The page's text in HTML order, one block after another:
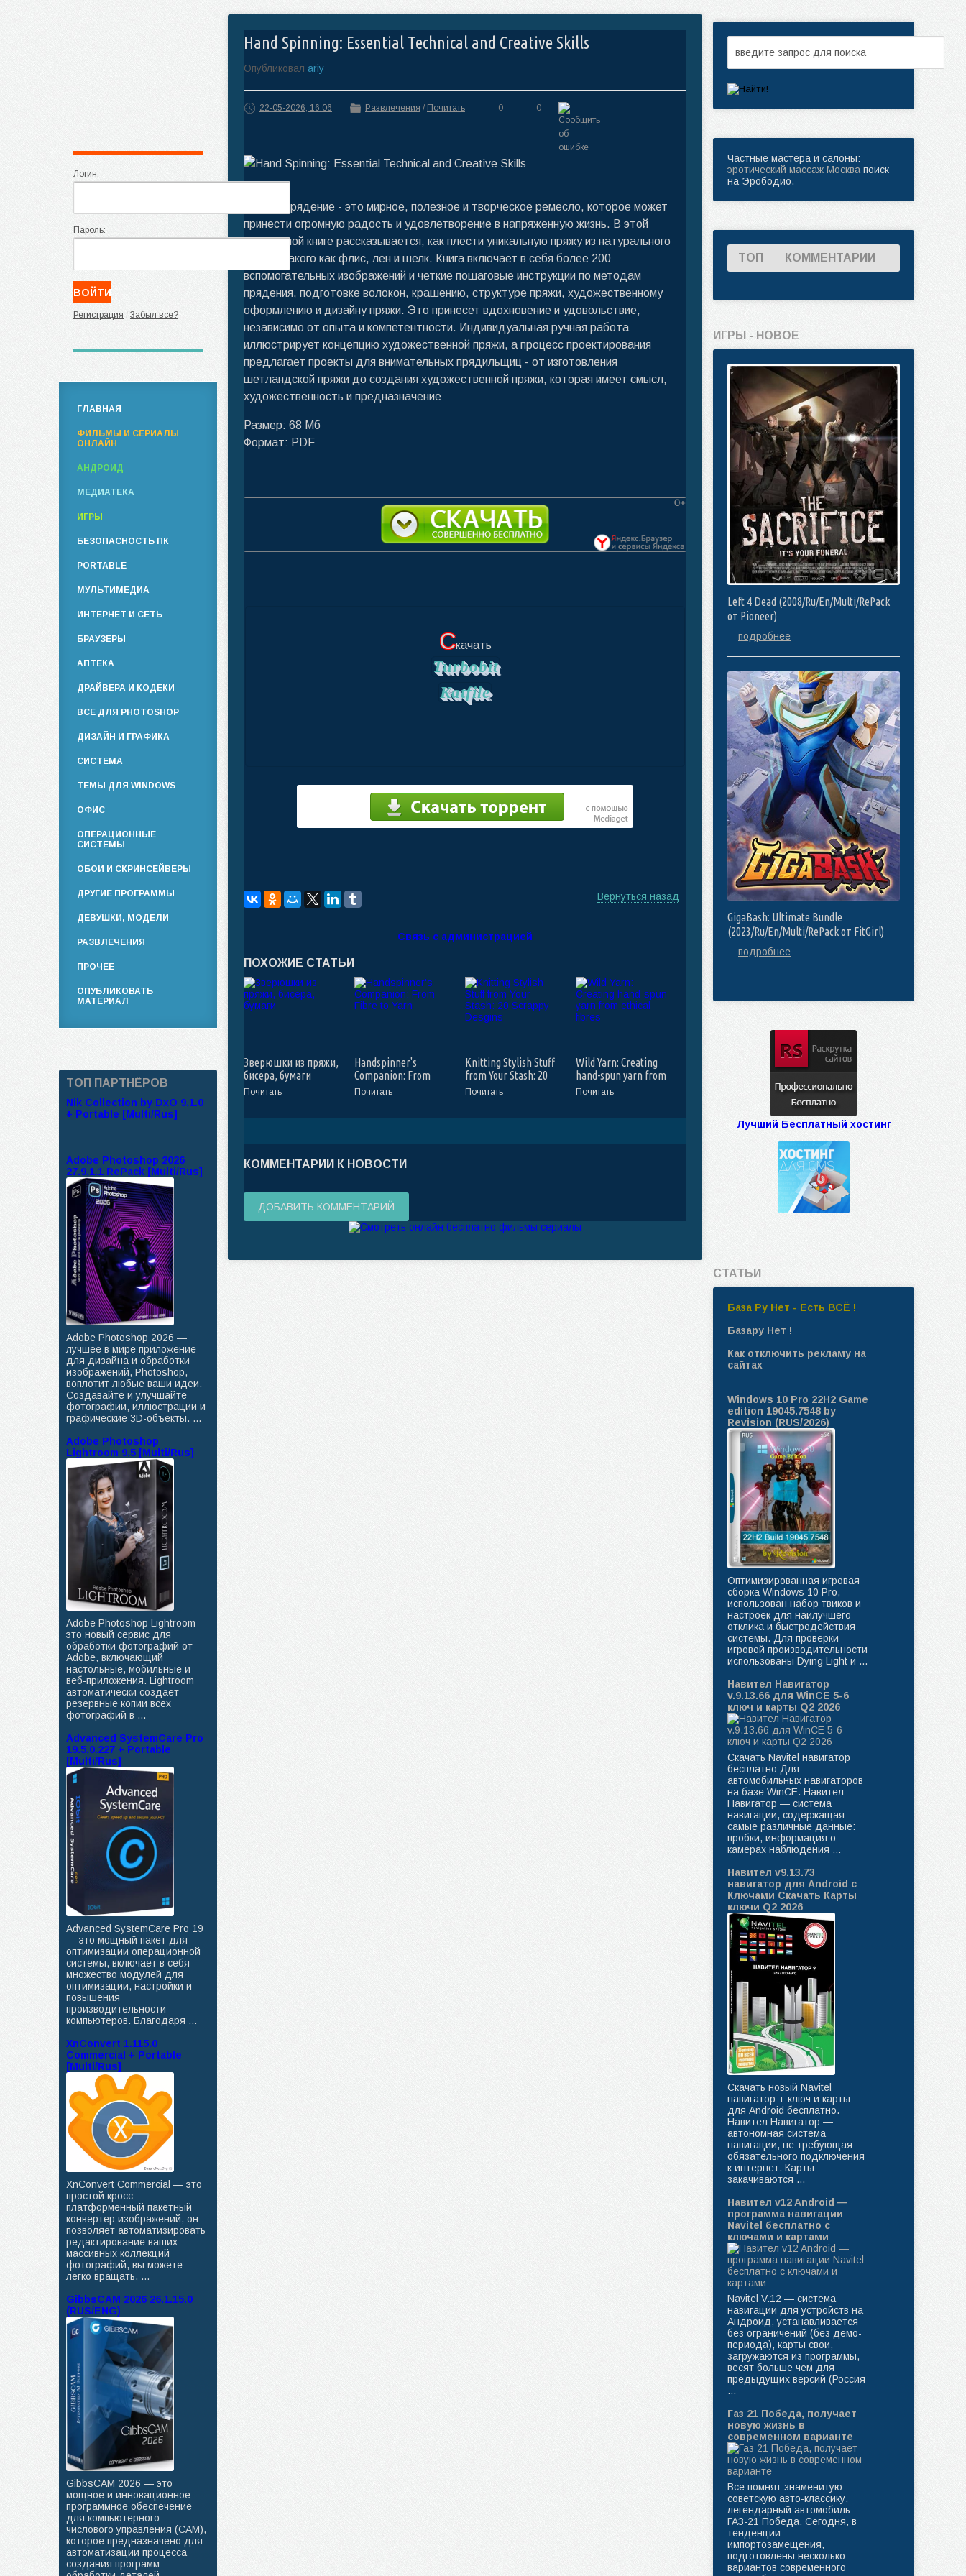
Hand Spinning: Essential Technical and Creative Skills
Опубликовал ariy
22-05-2026, 16:06 Развлечения / Почитать 0 0
Ручное прядение - это мирное, полезное и творческое ремесло, которое может
принести огромную радость и удовлетворение в напряженную жизнь. В этой
прекрасной книге рассказывается, как плести уникальную пряжу из натурального
сырья, такого как флис, лен и шелк. Книга включает в себя более 200
вспомогательных изображений и четкие пошаговые инструкции по методам
прядения, подготовке волокон, крашению, структуре пряжи, художественному
оформлению и дизайну пряжи. Это принесет вдохновение и удовольствие,
независимо от опыта и компетентности. Индивидуальная ручная работа
иллюстрирует концепцию художественной пряжи, а процесс проектирования
предлагает проекты для внимательных прядильщиц - от изготовления
шетландской пряжи до создания художественной пряжи, которая имеет смысл,
художественность и предназначение
Размер: 68 Мб
Формат: PDF
Скачать
Turbobit
Katfile
Вернуться назад
Связь с администрацией
ПОХОЖИЕ СТАТЬИ
Зверюшки из пряжи,
бисера, бумаги
Почитать
Handspinner's
Companion: From
Fibre to Yarn
Почитать
Knitting Stylish Stuff
from Your Stash: 20
Scrappy Desgins
Почитать
Wild Yarn: Creating
hand-spun yarn from
ethical fibres
Почитать
КОММЕНТАРИИ К НОВОСТИ
ДОБАВИТЬ КОММЕНТАРИЙ
Логин:
Пароль:
Регистрация / Забыл все?
ГЛАВНАЯ
ФИЛЬМЫ И СЕРИАЛЫ
ОНЛАЙН
АНДРОИД
МЕДИАТЕКА
ИГРЫ
БЕЗОПАСНОСТЬ ПК
PORTABLE
МУЛЬТИМЕДИА
ИНТЕРНЕТ И СЕТЬ
БРАУЗЕРЫ
АПТЕКА
ДРАЙВЕРА И КОДЕКИ
ВСЕ ДЛЯ PHOTOSHOP
ДИЗАЙН И ГРАФИКА
СИСТЕМА
ТЕМЫ ДЛЯ WINDOWS
ОФИС
ОПЕРАЦИОННЫЕ
СИСТЕМЫ
ОБОИ И СКРИНСЕЙВЕРЫ
ДРУГИЕ ПРОГРАММЫ
ДЕВУШКИ, МОДЕЛИ
РАЗВЛЕЧЕНИЯ
ПРОЧЕЕ
ОПУБЛИКОВАТЬ
МАТЕРИАЛ
ТОП ПАРТНЁРОВ
Nik Collection by DxO 9.1.0
+ Portable [Multi/Rus]
Adobe Photoshop 2026
27.9.1.1 RePack [Multi/Rus]
Adobe Photoshop 2026 —
лучшее в мире приложение
для дизайна и обработки
изображений, Photoshop,
воплотит любые ваши идеи.
Создавайте и улучшайте
фотографии, иллюстрации и
графические 3D-объекты. ...
Adobe Photoshop
Lightroom 9.5 [Multi/Rus]
Adobe Photoshop Lightroom —
это новый сервис для
обработки фотографий от
Adobe, включающий
настольные, мобильные и
веб-приложения. Lightroom
автоматически создает
резервные копии всех
фотографий в ...
Advanced SystemCare Pro
19.5.0.227 + Portable
[Multi/Rus]
Advanced SystemCare Pro 19
— это мощный пакет для
оптимизации операционной
системы, включает в себя
множество модулей для
оптимизации, настройки и
повышения
производительности
компьютеров. Благодаря ...
XnConvert 1.115.0
Commercial + Portable
[Multi/Rus]
XnConvert Commercial — это
простой кросс-
платформенный пакетный
конвертер изображений, он
позволяет автоматизировать
редактирование ваших
массивных коллекций
фотографий, вы можете
легко вращать, ...
GibbsCAM 2026 26.1.15.0
(RUS/ENG)
GibbsCAM 2026 — это
мощное и инновационное
программное обеспечение
для компьютерного-
числового управления (CAM),
которое предназначено для
автоматизации процесса
создания программ
Частные мастера и салоны:
эротический массаж Москва поиск
на Эрободио.
ТОП КОММЕНТАРИИ
ИГРЫ - НОВОЕ
Left 4 Dead (2008/Ru/En/Multi/RePack
от Pioneer)
подробнее
GigaBash: Ultimate Bundle
(2023/Ru/En/Multi/RePack от FitGirl)
подробнее
Лучший Бесплатный хостинг
СТАТЬИ
База Ру Нет - Есть ВСЁ !
Базару Нет !
Как отключить рекламу на
сайтах
Windows 10 Pro 22H2 Game
edition 19045.7548 by
Revision (RUS/2026)
Оптимизированная игровая
сборка Windows 10 Pro,
использован набор твиков и
настроек для наилучшего
отклика и быстродействия
системы. Для проверки
игровой производительности
использованы Dying Light и ...
Навител Навигатор
v.9.13.66 для WinCE 5-6
ключ и карты Q2 2026
Скачать Navitel навигатор
бесплатно Для
автомобильных навигаторов
на базе WinCE. Навител
Навигатор — система
навигации, содержащая
самые различные данные:
пробки, информация о
камерах наблюдения ...
Навител v9.13.73
навигатор для Android с
Ключами Скачать Карты
ключи Q2 2026
Скачать новый Navitel
навигатор + ключ и карты
для Android бесплатно.
Навител Навигатор —
автономная система
навигации, не требующая
обязательного подключения
к интернет. Карты
закачиваются ...
Навител v12 Android —
программа навигации
Navitel бесплатно с
ключами и картами
Navitel V.12 — система
навигации для устройств на
Андроид, устанавливается
без ограничений (без демо-
периода), карты свои,
загружаются из программы,
весят больше чем для
предыдущих версий (Россия
...
Газ 21 Победа, получает
новую жизнь в
современном варианте
Все помнят знаменитую
советскую авто-классику,
легендарный автомобиль
ГАЗ-21 Победа. Сегодня, в
тенденции
импортозамещения,
подготовлены несколько
вариантов современного